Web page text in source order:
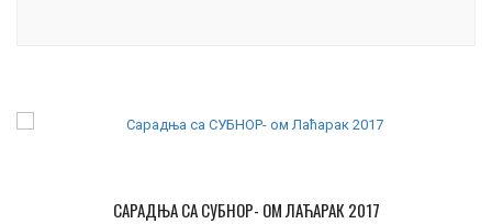
САРАДЊА СА СУБНОР- ОМ ЛАЋАРАК 2017